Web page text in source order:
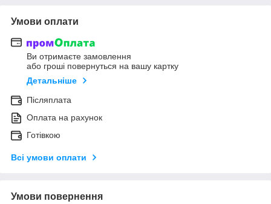
Умови оплати
Ви отримаєте замовлення
або гроші повернуться на вашу картку
Детальніше
Післяплата
Оплата на рахунок
Готівкою
Всі умови оплати
Умови повернення